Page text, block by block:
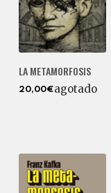
LA METAMORFOSIS
20,00€agotado